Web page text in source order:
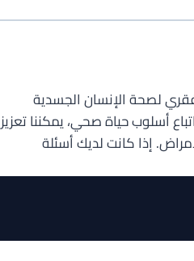
لصحة الإنسان الجسدية
أسلوب حياة صحي، يمكننا تعزيز
إذا كانت لديك أسئلة